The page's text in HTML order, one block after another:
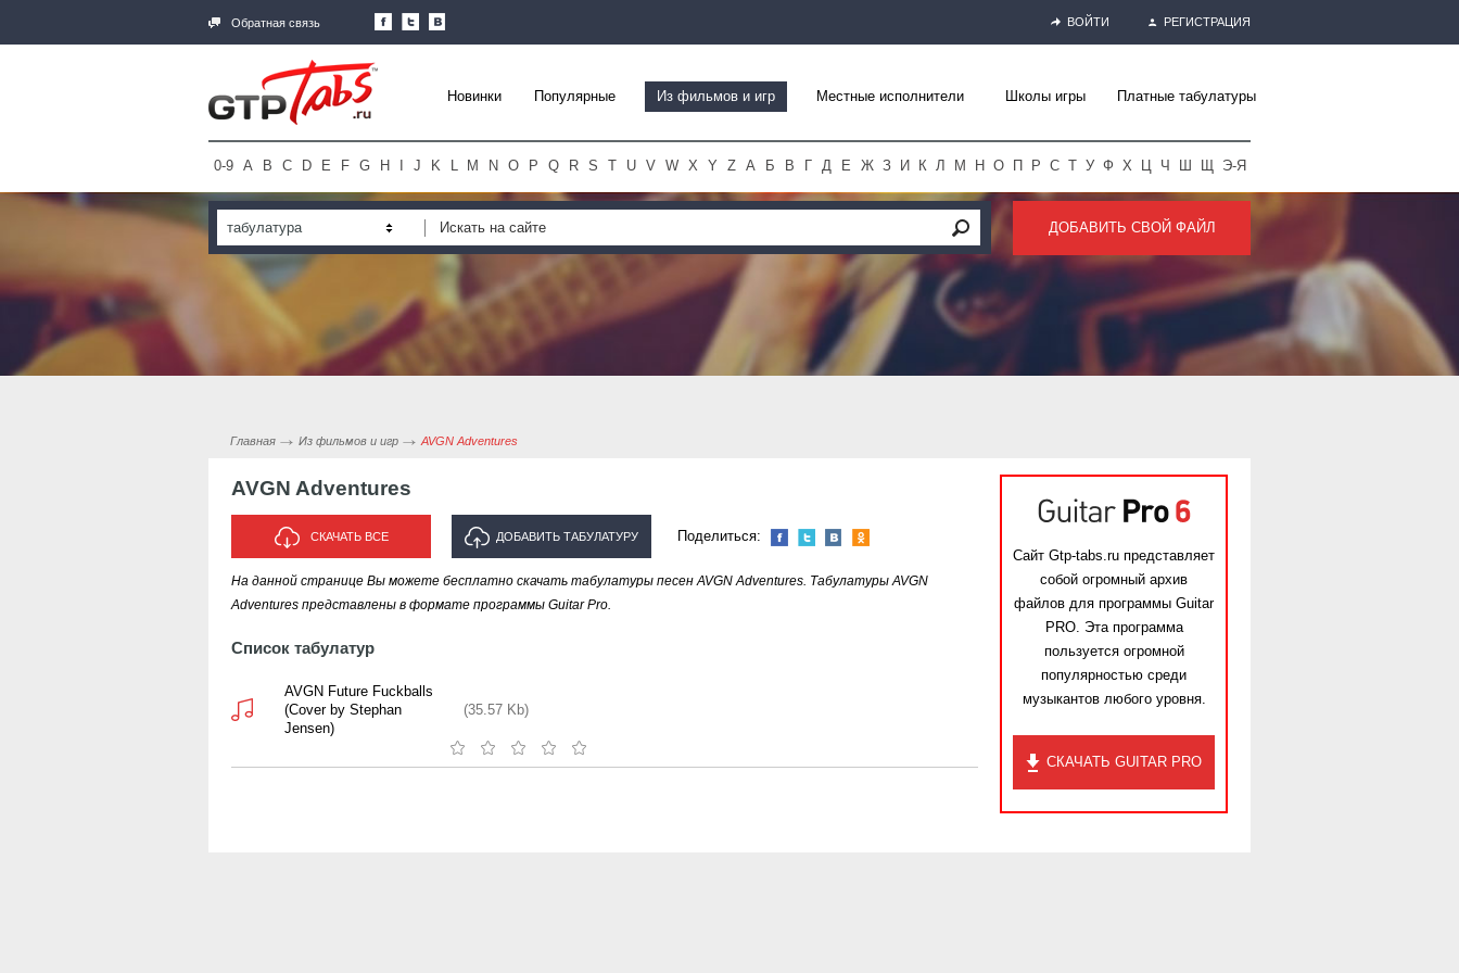
Обратная связь ВОЙТИ РЕГИСТРАЦИЯ
Новинки Популярные Из фильмов и игр Местные исполнители Школы игры Платные табулатуры
0-9 A B C D E F G H J K L M N O P Q R S T U V W X Y Z А Б В Г Д Е Ж З И К Л М Н О П Р С Т У Ф Х Ц Ч Ш Щ Э-Я
табулатура ДОБАВИТЬ СВОЙ ФАЙЛ
Главная Из фильмов и игр AVGN Adventures
AVGN Adventures
СКАЧАТЬ ВСЕ ДОБАВИТЬ ТАБУЛАТУРУ
ИСПОЛНИТЕЛЯ "AVGN
Поделиться:
На данной странице Вы можете бесплатно скачать табулатуры песен AVGN Adventures. Табулатуры AVGN
Adventures представлены в формате программы Guitar Pro.
Список табулатур
AVGN Future Fuckballs
(Cover by Stephan
Jensen)
(35.57 Kb)
Сайт Gtp-tabs.ru представляет
собой огромный архив
файлов для программы Guitar
PRO. Эта программа
пользуется огромной
популярностью среди
музыкантов любого уровня.
СКАЧАТЬ GUITAR PRO